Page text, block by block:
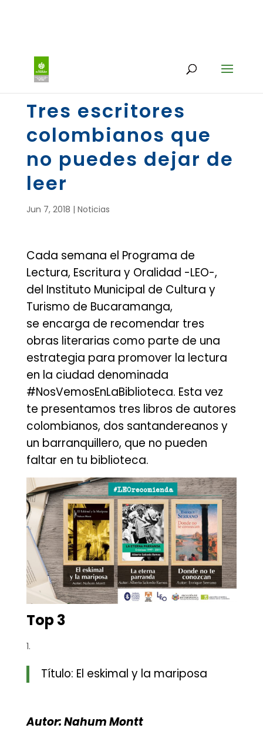
Tres escritores
colombianos que
no puedes dejar de
leer
Jun 7, 2018 | Noticias
Cada semana el Programa de
Lectura, Escritura y Oralidad -LEO-,
del Instituto Municipal de Cultura y
Turismo de Bucaramanga,
se encarga de recomendar tres
obras literarias como parte de una
estrategia para promover la lectura
en la ciudad denominada
#NosVemosEnLaBiblioteca. Esta vez
te presentamos tres libros de autores
colombianos, dos santandereanos y
un barranquillero, que no pueden
faltar en tu biblioteca.
Top 3
Título: El eskimal y la mariposa
Autor: Nahum Montt